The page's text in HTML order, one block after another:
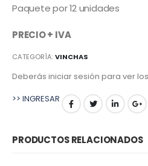
Paquete por 12 unidades
PRECIO + IVA
CATEGORÍA:VINCHAS
Deberás iniciar sesión para ver
>> INGRESAR
PRODUCTOS RELACIONADOS